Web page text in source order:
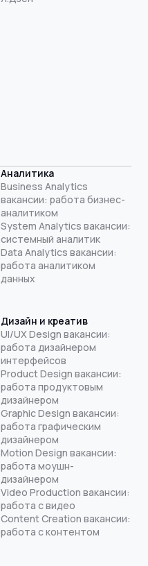
Аналитика
Business Analytics
вакансии: работа бизнес-
аналитиком
System Analytics вакансии:
системный аналитик
Data Analytics вакансии:
работа аналитиком
данных
Дизайн и креатив
UI/UX Design вакансии:
работа дизайнером
интерфейсов
Product Design вакансии:
работа продуктовым
дизайнером
Graphic Design вакансии:
работа графическим
дизайнером
Motion Design вакансии:
работа моушн-
дизайнером
Video Production вакансии:
работа с видео
Content Creation вакансии:
работа с контентом